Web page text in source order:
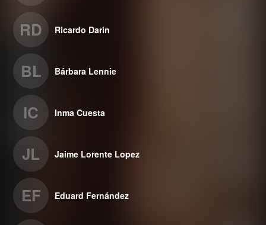
RD Ricardo Darín
BL Bárbara Lennie
IC Inma Cuesta
JL Jaime Lorente Lopez
EF Eduard Fernández